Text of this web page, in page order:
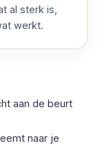
al sterk is,
werkt.
aan de beurt
naar je